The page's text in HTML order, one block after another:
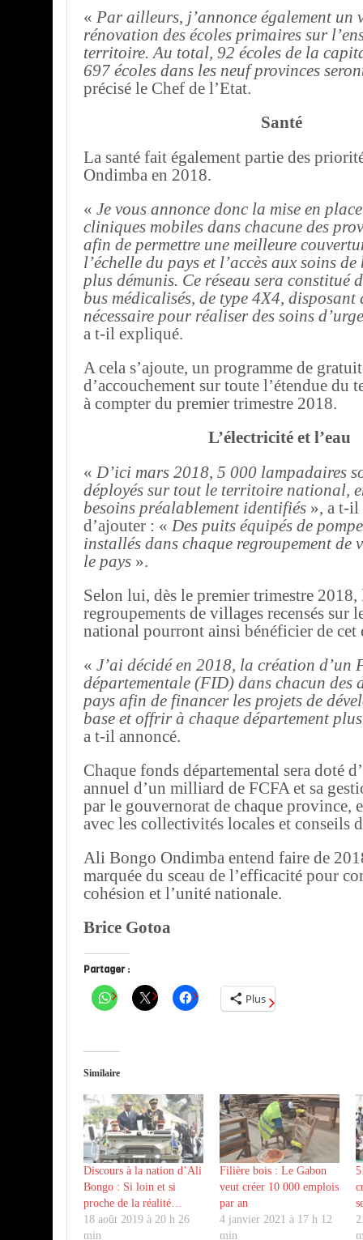
« Par ailleurs, j’annonce également un
rénovation des écoles primaires sur
territoire. Au total, 92 écoles de la
697 écoles dans les neuf provinces
précisé le Chef de l’Etat.
Santé
La santé fait également partie des
Ondimba en 2018.
« Je vous annonce donc la mise en
cliniques mobiles dans chacune des
afin de permettre une meilleure
l’échelle du pays et l’accès aux soins
plus démunis. Ce réseau sera constitué
bus médicalisés, de type 4X4, disposant
nécessaire pour réaliser des soins
a t-il expliqué.
A cela s’ajoute, un programme de
d’accouchement sur toute l’étendue du
à compter du premier trimestre 2018.
L’électricité et l’eau
« D’ici mars 2018, 5 000 lampadaires
déployés sur tout le territoire national,
besoins préalablement identifiés », a t-il
d’ajouter : « Des puits équipés de
installés dans chaque regroupement de
le pays ».
Selon lui, dès le premier trimestre 2018,
regroupements de villages recensés sur
national pourront ainsi bénéficier de cet
« J’ai décidé en 2018, la création d’un
départementale (FID) dans chacun des
pays afin de financer les projets de
base et offrir à chaque département
a t-il annoncé.
Chaque fonds départemental sera doté
annuel d’un milliard de FCFA et sa
par le gouvernorat de chaque province,
avec les collectivités locales et conseils
Ali Bongo Ondimba entend faire de
marquée du sceau de l’efficacité pour
cohésion et l’unité nationale.
Brice Gotoa
Partager :
Plus
Similaire
Discours à la nation d’Ali
Bongo : Si loin et si
proche de la réalité…
18 août 2019 à 20 h 26
min
Filière bois : Le Gabon
veut créer 10 000 emplois
par an
4 janvier 2021 à 17 h 12
min